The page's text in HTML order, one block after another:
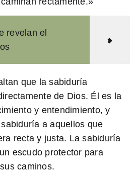
revelan el
que la sabiduría
de Dios. Él es la
y entendimiento, y
a aquellos que
recta y justa. La sabiduría
escudo protector para
caminos.